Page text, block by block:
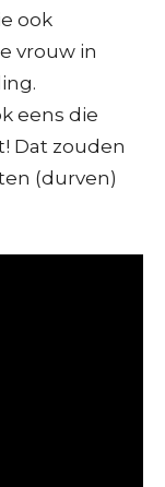
ook
vrouw in
eens die
Dat zouden
(durven)